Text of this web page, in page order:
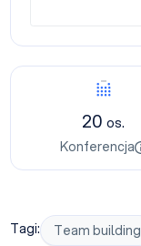
20os.
Konferencja
Tagi: Team building